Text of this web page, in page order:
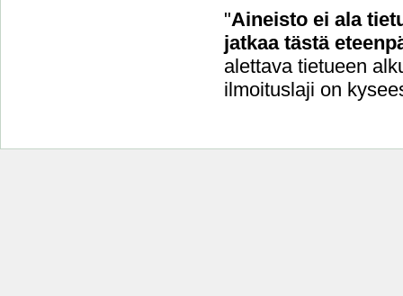
"Aineisto ei ala
jatkaa tästä
alettava tietueen
ilmoituslaji on